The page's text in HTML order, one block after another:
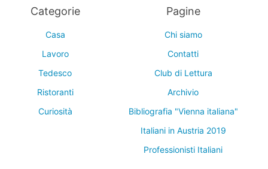
Categorie
Casa
Lavoro
Tedesco
Ristoranti
Curiosità
Pagine
Chi siamo
Contatti
Club di Lettura
Archivio
Bibliografia "Vienna italiana"
Italiani in Austria 2019
Professionisti Italiani